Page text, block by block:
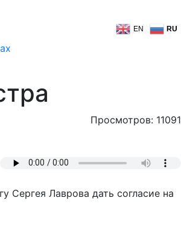
EN RU
Просмотров: 11091
Сергея Лаврова дать согласие на